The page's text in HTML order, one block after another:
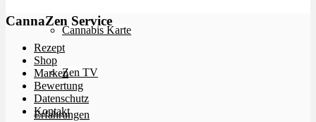
Cannabis Karte
Zen TV
Erfahrungen
CannaZen Service
Rezept
Shop
Marken
Bewertung
Datenschutz
Kontakt